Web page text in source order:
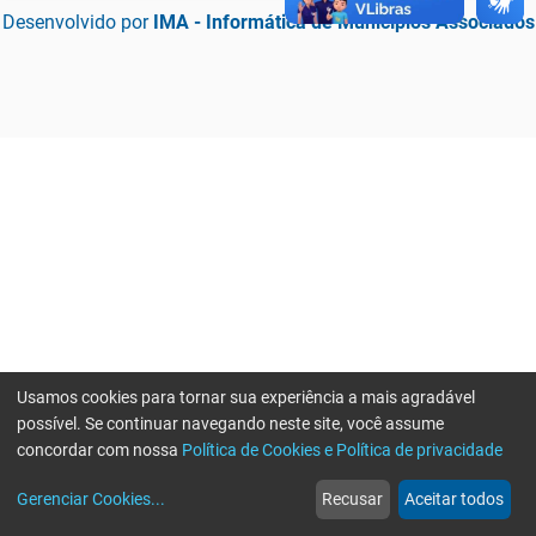
Desenvolvido por IMA - Informática de Municípios Associados
web
Notícias
more_horiz
Mais
Usamos cookies para tornar sua experiência a mais agradável
possível. Se continuar navegando neste site, você assume
concordar com nossa Política de Cookies e Política de privacidade
Gerenciar Cookies... Recusar Aceitar todos
Erro ao enviar informações, por favor tente novamente